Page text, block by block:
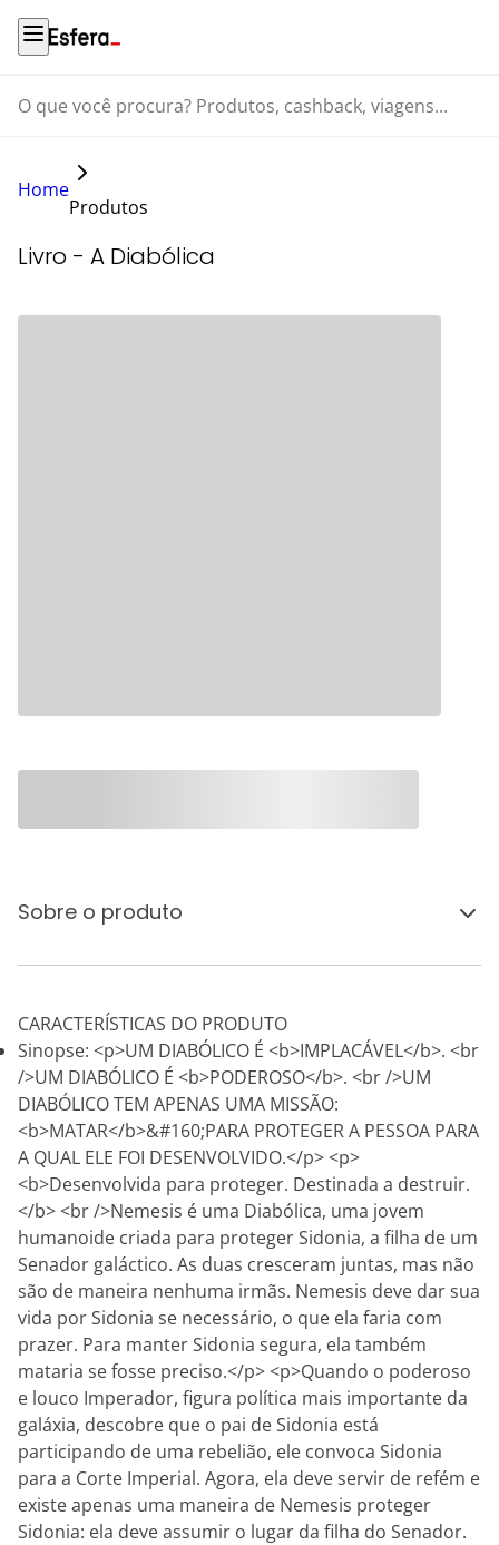
O que você procura? Produtos, cashback, viagens...
Home
Produtos
Livro - A Diabólica
Sobre o produto
CARACTERÍSTICAS DO PRODUTO
Sinopse: <p>UM DIABÓLICO É <b>IMPLACÁVEL</b>. <br
/>UM DIABÓLICO É <b>PODEROSO</b>. <br />UM
DIABÓLICO TEM APENAS UMA MISSÃO:
<b>MATAR</b>&#160;PARA PROTEGER A PESSOA PARA
A QUAL ELE FOI DESENVOLVIDO.</p> <p>
<b>Desenvolvida para proteger. Destinada a destruir.
</b> <br />Nemesis é uma Diabólica, uma jovem
humanoide criada para proteger Sidonia, a filha de um
Senador galáctico. As duas cresceram juntas, mas não
são de maneira nenhuma irmãs. Nemesis deve dar sua
vida por Sidonia se necessário, o que ela faria com
prazer. Para manter Sidonia segura, ela também
mataria se fosse preciso.</p> <p>Quando o poderoso
e louco Imperador, figura política mais importante da
galáxia, descobre que o pai de Sidonia está
participando de uma rebelião, ele convoca Sidonia
para a Corte Imperial. Agora, ela deve servir de refém e
existe apenas uma maneira de Nemesis proteger
Sidonia: ela deve assumir o lugar da filha do Senador.